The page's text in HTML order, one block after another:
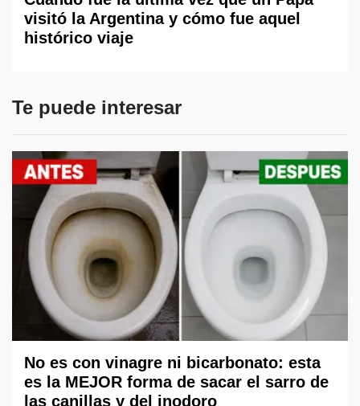
visitó la Argentina y cómo fue aquel
histórico viaje
Te puede interesar
No es con vinagre ni bicarbonato: esta
es la MEJOR forma de sacar el sarro de
las canillas y del inodoro